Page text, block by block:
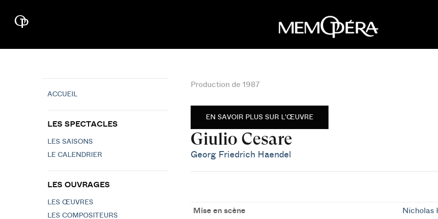
Production de 1987
EN SAVOIR PLUS SUR L'ŒUVRE
Giulio Cesare
Georg Friedrich Haendel
Mise en scène Nicholas
ACCUEIL
LES SPECTACLES
LES SAISONS
LE CALENDRIER
LES OUVRAGES
LES ŒUVRES
LES COMPOSITEURS